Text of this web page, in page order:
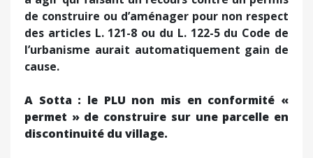
de construire ou d’aménager pour non respect
des articles L. 121-8 ou du L. 122-5 du Code de
l’urbanisme aurait automatiquement gain de
cause.
A Sotta : le PLU non mis en conformité «
permet » de construire sur une parcelle en
discontinuité du village.